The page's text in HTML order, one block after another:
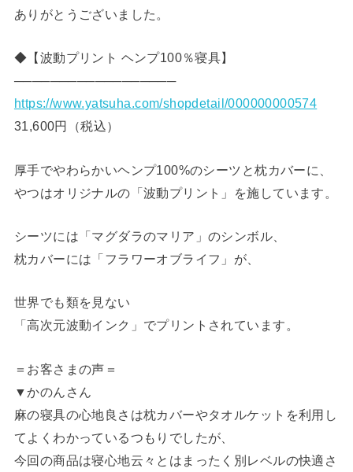
ありがとうございました。
◆【波動プリント ヘンプ100％寝具】
──────────────────
https://www.yatsuha.com/shopdetail/000000000574
31,600円（税込）
厚手でやわらかいヘンプ100%のシーツと枕カバーに、
やつはオリジナルの「波動プリント」を施しています。
シーツには「マグダラのマリア」のシンボル、
枕カバーには「フラワーオブライフ」が、
世界でも類を見ない
「高次元波動インク」でプリントされています。
＝お客さまの声＝
▼かのんさん
麻の寝具の心地良さは枕カバーやタオルケットを利用し
てよくわかっているつもりでしたが、
今回の商品は寝心地云々とはまったく別レベルの快適さ